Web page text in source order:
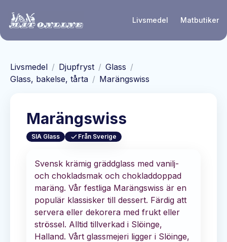
Livsmedel Matbutiker
Livsmedel / Djupfryst / Glass /
Glass, bakelse, tårta / Marängswiss
Marängswiss
SIA Glass Från Sverige
Svensk krämig gräddglass med vanilj-
och chokladsmak och chokladdoppad
maräng. Vår festliga Marängswiss är en
populär klassisker till dessert. Färdig att
servera eller dekorera med frukt eller
strössel. Alltid tillverkad i Slöinge,
Halland. Vårt glassmejeri ligger i Slöinge,